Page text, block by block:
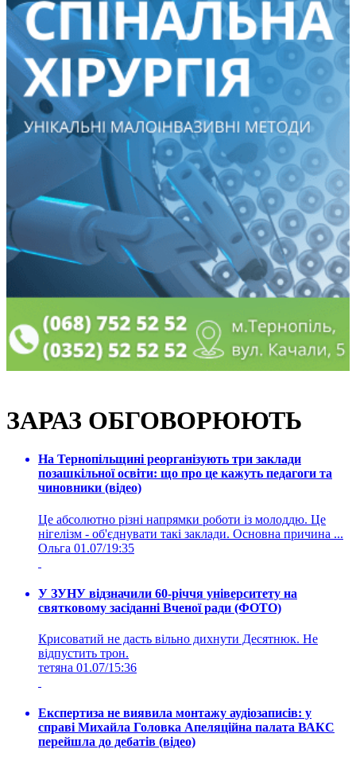
ЗАРАЗ ОБГОВОРЮЮТЬ
На Тернопільщині реорганізують три заклади
позашкільної освіти: що про це кажуть педагоги та
чиновники (відео)
Це абсолютно різні напрямки роботи із молоддю. Це
нігелізм - об'єднувати такі заклади. Основна причина ...
Ольга 01.07/19:35
У ЗУНУ відзначили 60-річчя університету на
святковому засіданні Вченої ради (ФОТО)
Крисоватий не дасть вільно дихнути Десятнюк. Не
відпустить трон.
тетяна 01.07/15:36
Експертиза не виявила монтажу аудіозаписів: у
справі Михайла Головка Апеляційна палата ВАКС
перейшла до дебатів (відео)